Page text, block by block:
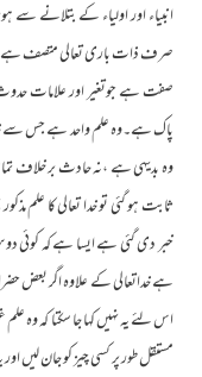
انبیاء اور اولیاء کے بتلانے
صرف ذات باری تعالی متصف
صفت ہے جوتغیر اور علامات
پاک ہے۔وہ علم واحد ہے جس سے خدا
وہ بدیہی ہے ،نہ حادث بر خلاف
ثابت ہو گئی تو خدا تعالی کا علم
خبر دی گئی ہے ایسا ہے کہ کوئی
ہے خداتعالی کے علاوہ اگر بعض
اس لئے یہ نہیں کہا جا سکتا کہ وہ
مستقل طور پر کسی چیز کو جان لیں